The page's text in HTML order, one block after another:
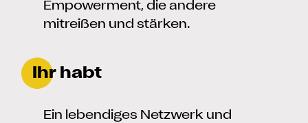
Empowerment, die andere
mitreißen und stärken.
Ihr habt
Ein lebendiges Netzwerk und